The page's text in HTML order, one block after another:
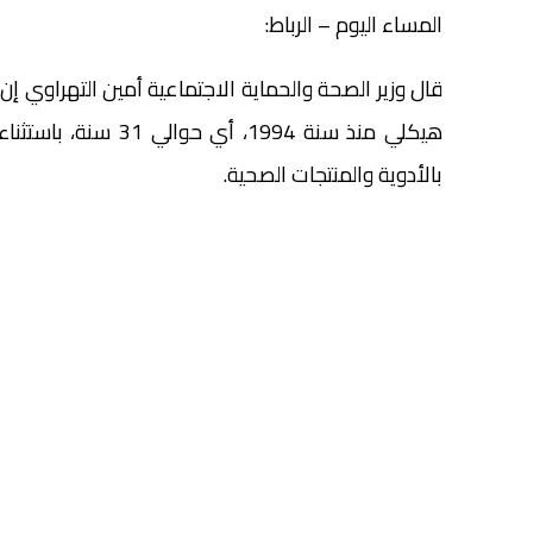
المساء اليوم – الرباط:
قال وزير الصحة والحماية الاجتماعية أمين
هيكلي منذ سنة
بالأدوية والمنتجات الصحية.